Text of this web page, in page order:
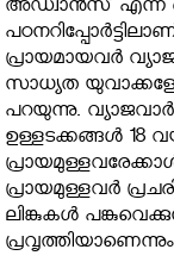
അഡ്വാന്‍സ് എന്ന
പ്രായമായവര്‍
സാധ്യത
പറയുന്നു.
ഉള്ളടക്കങ്ങള്‍ 18
പ്രായമുള്ളവര്‍
ലിങ്കുകള്‍